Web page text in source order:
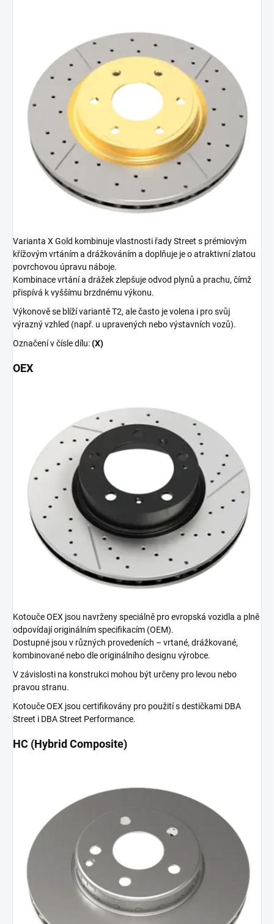
Varianta X Gold kombinuje vlastnosti řady Street s prémiovým
křížovým vrtáním a drážkováním a doplňuje je o atraktivní zlatou
povrchovou úpravu náboje.
Kombinace vrtání a drážek zlepšuje odvod plynů a prachu, čímž
přispívá k vyššímu brzdnému výkonu.
Výkonově se blíží variantě T2, ale často je volena i pro svůj
výrazný vzhled (např. u upravených nebo výstavních vozů).
Označení v čísle dílu:(X)
OEX
Kotouče OEX jsou navrženy speciálně pro evropská vozidla a plně
odpovídají originálním specifikacím (OEM).
Dostupné jsou v různých provedeních – vrtané, drážkované,
kombinované nebo dle originálního designu výrobce.
V závislosti na konstrukci mohou být určeny pro levou nebo
pravou stranu.
Kotouče OEX jsou certifikovány pro použití s destičkami DBA
Street i DBA Street Performance.
HC (Hybrid Composite)